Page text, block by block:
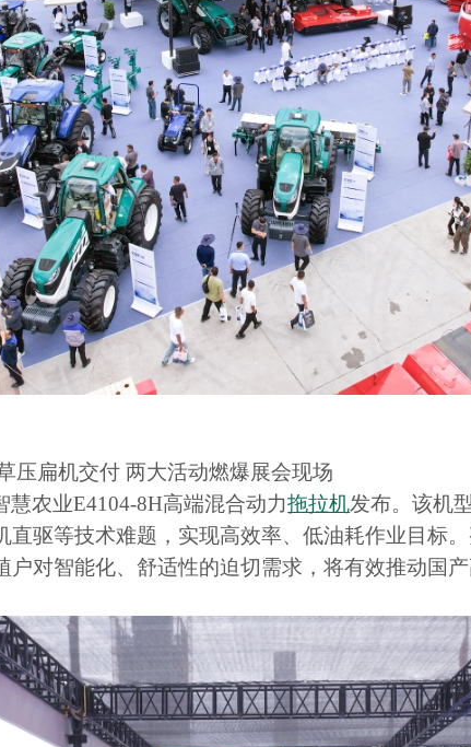
压扁机交付 两大活动燃爆展会现场
慧农业E4104-8H高端混合动力拖拉机发布。该机
直驱等技术难题，实现高效率、低油耗作业目标
户对智能化、舒适性的迫切需求，将有效推动国